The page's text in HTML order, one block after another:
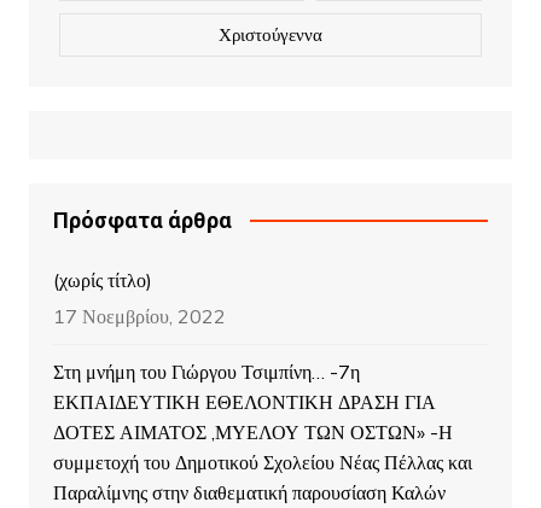
Χριστούγεννα
Πρόσφατα άρθρα
(χωρίς τίτλο)
17 Νοεμβρίου, 2022
Στη μνήμη του Γιώργου Τσιμπίνη… -7η
ΕΚΠΑΙΔΕΥΤΙΚΗ ΕΘΕΛΟΝΤΙΚΗ ΔΡΑΣΗ ΓΙΑ
ΔΟΤΕΣ ΑΙΜΑΤΟΣ ,ΜΥΕΛΟΥ ΤΩΝ ΟΣΤΩΝ» -Η
συμμετοχή του Δημοτικού Σχολείου Νέας Πέλλας και
Παραλίμνης στην διαθεματική παρουσίαση Καλών